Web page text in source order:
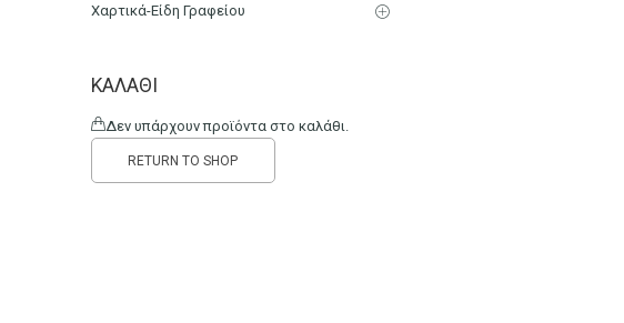
Χαρτικά-Είδη Γραφείου
ΚΑΛΆΘΙ
Δεν υπάρχουν προϊόντα στο καλάθι.
RETURN TO SHOP